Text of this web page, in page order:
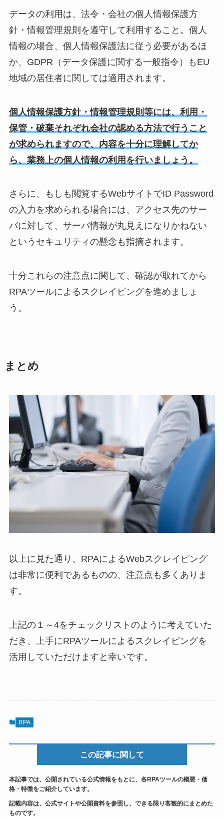
データの利用は、法令・会社の個人情報保護方
針・情報管理規則を遵守して利用すること。個人
情報の場合、個人情報保護法に従う必要があるほ
か、GDPR（データ保護に関する一般指令）もEU
地域の居住者に関しては適用されます。
個人情報保護方針・情報管理規則等には、利用・
保管・破棄それぞれ会社の認める方法で行うこと
が求められますので、内容を十分に理解してか
ら、業務上の個人情報の利用を行いましょう。
さらに、もしも閲覧するWebサイトでID Password
の入力を求められる場合には、アクセス先のサー
バに対して、サーバ情報が丸見えになりかねない
というセキュリティの懸念も指摘されます。
十分これらの注意点に関して、確認が取れてから
RPAツールによるスクレイピングを進めましょ
う。
まとめ
以上に見た通り、RPAによるWebスクレイピング
は非常に便利であるものの、注意点も多くありま
す。
上記の１～4をチェックリストのように考えていた
だき、上手にRPAツールによるスクレイピングを
活用していただけますと幸いです。
RPA
この記事に関して
本記事では、公開されている公式情報をもとに、各RPAツールの概要・価
格・特徴をご紹介しています。
記載内容は、公式サイトや公開資料を参照し、できる限り客観的にまとめた
ものです。